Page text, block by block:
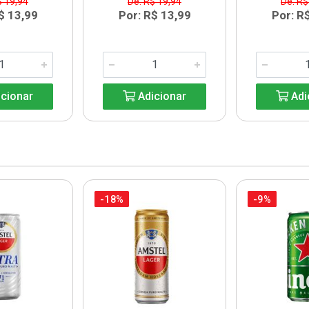
13,99 Por: R$ 13,99
Adicionar
Por:
-18% -9%